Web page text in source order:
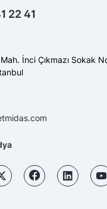
22 41
İnci Çıkmazı Sokak